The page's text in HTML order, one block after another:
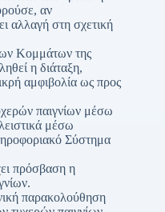
αν
αλλαγή στη σχετική
Κομμάτων της
η διάταξη,
αμφιβολία ως προς
παιγνίων μέσω
μέσω
Σύστημα
πρόσβαση η
παρακολούθηση